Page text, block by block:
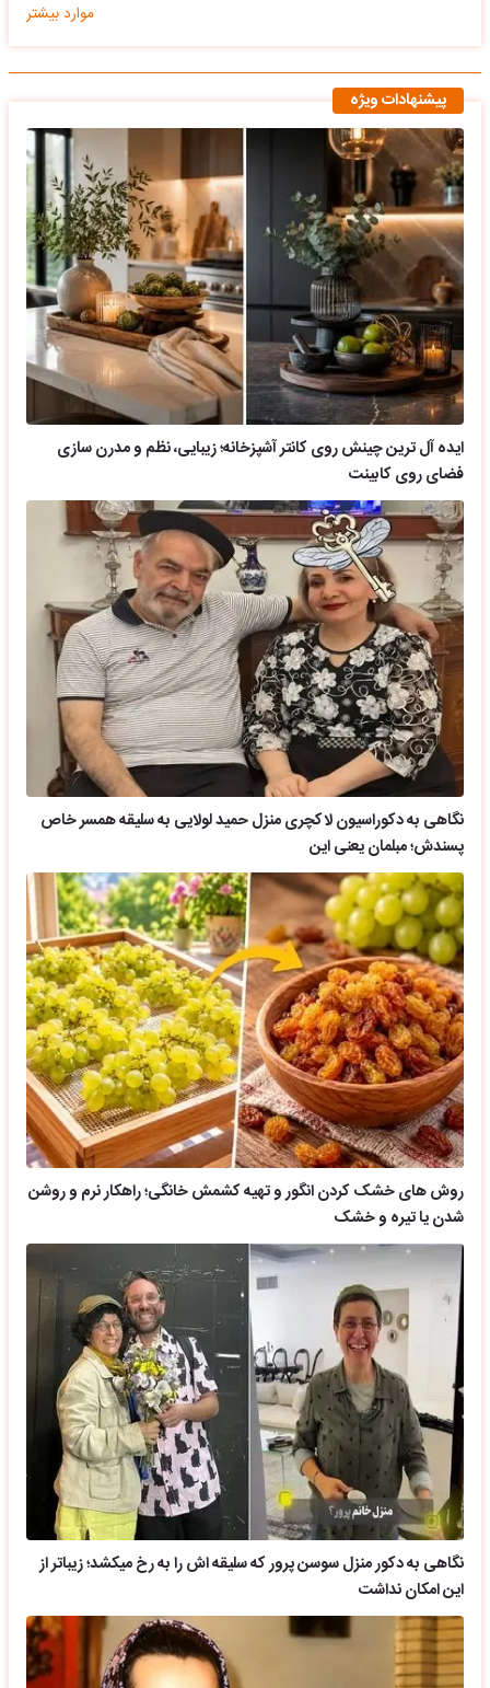
موارد بیشتر
پیشنهادات ویژه
ایده آل ترین چینش روی کانتر آشپزخانه؛ زیبایی، نظم و مدرن سازی
فضای روی کابینت
نگاهی به دکوراسیون لاکچری منزل حمید لولایی به سلیقه همسر خاص
پسندش؛ مبلمان یعنی این
روش های خشک کردن انگور و تهیه کشمش خانگی؛ راهکار نرم و روشن
شدن یا تیره و خشک
نگاهی به دکور منزل سوسن پرور که سلیقه اش را به رخ میکشد؛ زیباتر از
این امکان نداشت